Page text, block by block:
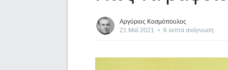
Αργύριος Κοσμόπουλος
21 Μαΐ 2021 • 6 λεπτά ανάγνωση